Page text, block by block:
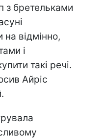
з бретельками
відмінно,
і
такі речі.
Айріс